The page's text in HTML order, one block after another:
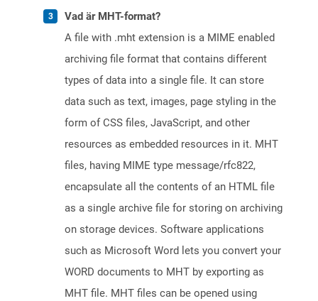
Vad är MHT-format?
A file with .mht extension is a MIME enabled
archiving file format that contains different
types of data into a single file. It can store
data such as text, images, page styling in the
form of CSS files, JavaScript, and other
resources as embedded resources in it. MHT
files, having MIME type message/rfc822,
encapsulate all the contents of an HTML file
as a single archive file for storing on archiving
on storage devices. Software applications
such as Microsoft Word lets you convert your
WORD documents to MHT by exporting as
MHT file. MHT files can be opened using